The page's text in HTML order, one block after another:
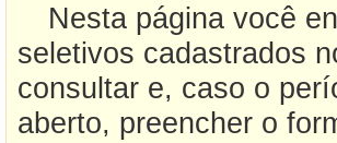
Nesta página você
seletivos cadastrados
consultar e, caso o
aberto, preencher o